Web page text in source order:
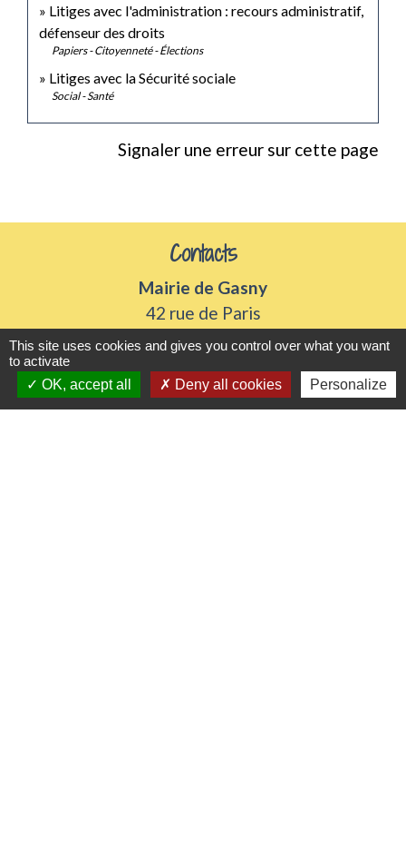
Litiges avec l'administration : recours administratif,
défenseur des droits
Papiers - Citoyenneté - Élections
Litiges avec la Sécurité sociale
Social - Santé
Signaler une erreur sur cette page
Contacts
Mairie de Gasny
42 rue de Paris
27620 Gasny - FRANCE
Contact par formulaire
This site uses cookies and gives you control over what you want
to activate
OK, accept all
Deny all cookies Personalize